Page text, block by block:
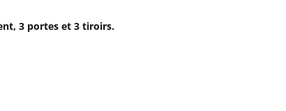
3 portes et 3 tiroirs.